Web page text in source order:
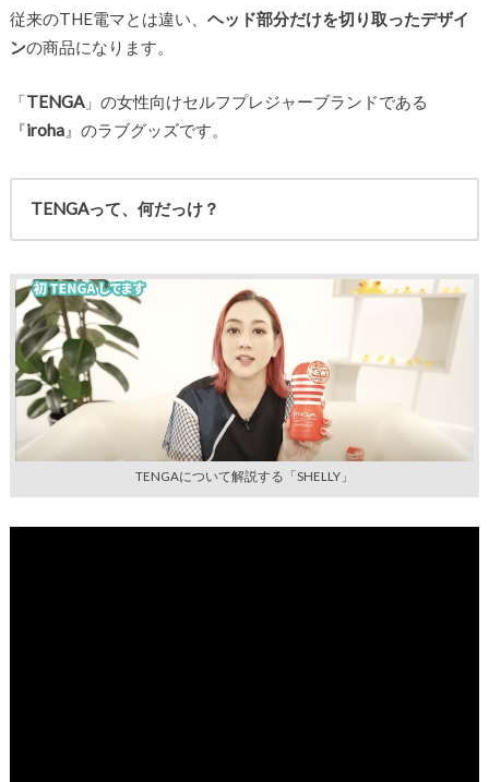
従来のTHE電マとは違い、 ヘッド部分だけを切り取ったデザイ
ンの商品になります。
「TENGA」の女性向けセルフプレジャーブランドである
『iroha』のラブグッズです。
TENGAって、何だっけ？
TENGAについて解説する「SHELLY」